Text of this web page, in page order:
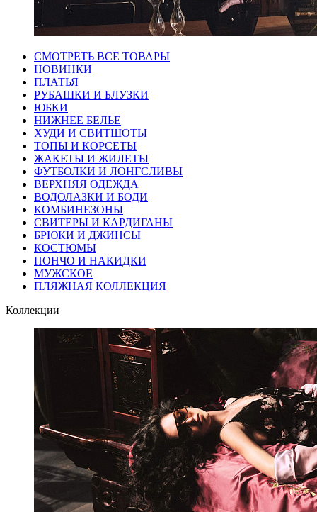
СМОТРЕТЬ ВСЕ ТОВАРЫ
НОВИНКИ
ПЛАТЬЯ
РУБАШКИ И БЛУЗКИ
ЮБКИ
НИЖНЕЕ БЕЛЬЕ
ХУДИ И СВИТШОТЫ
ТОПЫ И КОРСЕТЫ
ЖАКЕТЫ И ЖИЛЕТЫ
ФУТБОЛКИ И ЛОНГСЛИВЫ
ВЕРХНЯЯ ОДЕЖДА
ВОДОЛАЗКИ И БОДИ
КОМБИНЕЗОНЫ
СВИТЕРЫ И КАРДИГАНЫ
БРЮКИ И ДЖИНСЫ
КОСТЮМЫ
ПОНЧО И НАКИДКИ
МУЖСКОЕ
ПЛЯЖНАЯ КОЛЛЕКЦИЯ
Коллекции